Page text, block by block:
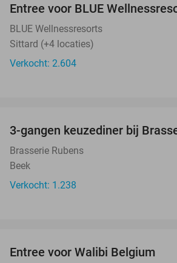
Entree voor BLUE
BLUE Wellnessresorts
Sittard (+4 locaties)
Verkocht: 2.604
3-gangen keuzediner bij
Brasserie Rubens
Beek
Verkocht: 1.238
Entree voor Walibi Belgium